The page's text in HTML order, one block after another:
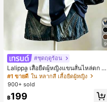
9
#ชุดฤดูร้อน
Lalippa เสื้อยืดผู้หญิงแขนสั้นไหล่ตก ค
อวีปกเสื้อ ลายพิมพ์ดิจิทัลลายทาง สไตล์
สปอร์ตแฟชั่นมินิมอล ของขวัญสำหรับเ
พื่อน
#1 ขายดี ใน หลากสี เสื้อยืดผู้หญิง
900+ sold
฿199